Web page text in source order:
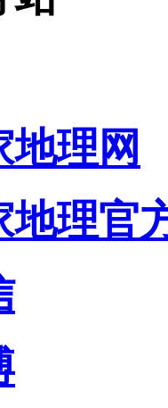
地理网
地理官